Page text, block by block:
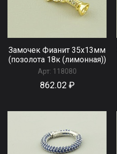
Замочек Фианит 35х13мм
(позолота 18к (лимонная))
Арт: 118080
862.02 ₽